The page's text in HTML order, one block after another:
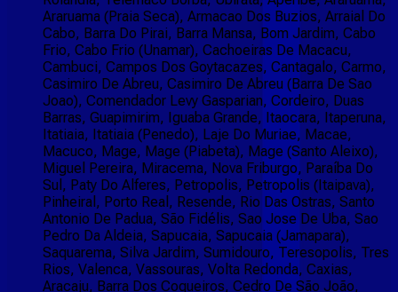
Araruama (Praia Seca), Armacao Dos Buzios, Arraial Do
Cabo, Barra Do Pirai, Barra Mansa, Bom Jardim, Cabo
Frio, Cabo Frio (Unamar), Cachoeiras De Macacu,
Cambuci, Campos Dos Goytacazes, Cantagalo, Carmo,
Casimiro De Abreu, Casimiro De Abreu (Barra De Sao
Joao), Comendador Levy Gasparian, Cordeiro, Duas
Barras, Guapimirim, Iguaba Grande, Itaocara, Itaperuna,
Itatiaia, Itatiaia (Penedo), Laje Do Muriae, Macae,
Macuco, Mage, Mage (Piabeta), Mage (Santo Aleixo),
Miguel Pereira, Miracema, Nova Friburgo, Paraíba Do
Sul, Paty Do Alferes, Petropolis, Petropolis (Itaipava),
Pinheiral, Porto Real, Resende, Rio Das Ostras, Santo
Antonio De Padua, São Fidélis, Sao Jose De Uba, Sao
Pedro Da Aldeia, Sapucaia, Sapucaia (Jamapara),
Saquarema, Silva Jardim, Sumidouro, Teresopolis, Tres
Rios, Valenca, Vassouras, Volta Redonda, Caxias,
Aracaju, Barra Dos Coqueiros, Cedro De São João,